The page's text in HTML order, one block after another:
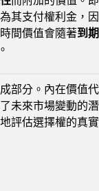
其支付權利金，因
間價值會隨著到期
部分。內在價值代
未來市場變動的潛
評估選擇權的真實